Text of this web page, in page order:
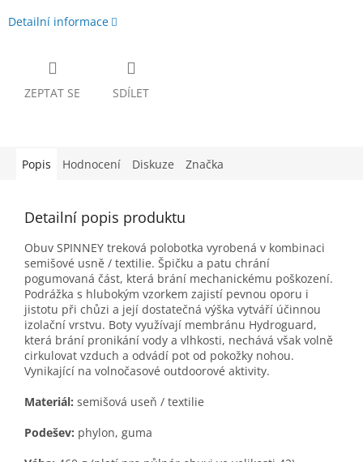
Detailní informace
ZEPTAT SE SDÍLET
Popis Hodnocení Diskuze Značka
Detailní popis produktu
Obuv SPINNEY treková polobotka vyrobená v kombinaci
semišové usně / textilie. Špičku a patu chrání
pogumovaná část, která brání mechanickému poškození.
Podrážka s hlubokým vzorkem zajistí pevnou oporu i
jistotu při chůzi a její dostatečná výška vytváří účinnou
izolační vrstvu. Boty využívají membránu Hydroguard,
která brání pronikání vody a vlhkosti, nechává však volně
cirkulovat vzduch a odvádí pot od pokožky nohou.
Vynikající na volnočasové outdoorové aktivity.
Materiál: semišová useň / textilie
Podešev: phylon, guma